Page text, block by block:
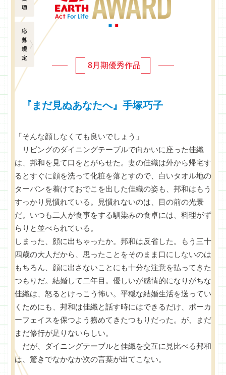
応募規定
8月期優秀作品
『まだ見ぬあなたへ』手塚巧子
「そんな顔しなくても良いでしょう」
リビングのダイニングテーブルで向かいに座った佳織
は、邦和を見て口をとがらせた。妻の佳織は外から帰宅す
るとすぐに顔を洗って化粧を落とすので、白いタオル地の
ターバンを着けておでこを出した佳織の姿も、邦和はもう
すっかり見慣れている。見慣れないのは、目の前の光景
だ。いつも二人が食事をする馴染みの食卓には、料理がず
らりと並べられている。
しまった、顔に出ちゃったか。邦和は反省した。もう三十
四歳の大人だから、思ったことをそのまま口にしないのは
もちろん、顔に出さないことにも十分な注意を払ってきた
つもりだ。結婚して二年目。優しいが感情的になりがちな
佳織は、怒るとけっこう怖い。平穏な結婚生活を送ってい
くためにも、邦和は佳織と話す時にはできるだけ、ポーカ
ーフェイスを保つよう務めてきたつもりだった。が、まだ
まだ修行が足りないらしい。
だが、ダイニングテーブルと佳織を交互に見比べる邦和
は、驚きでなかなか次の言葉が出てこない。